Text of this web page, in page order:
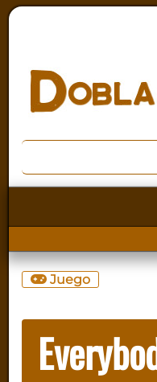
Juego